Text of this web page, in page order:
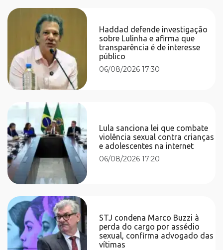
Haddad defende investigação
sobre Lulinha e afirma que
transparência é de interesse
público
06/08/2026 17:30
Lula sanciona lei que combate
violência sexual contra crianças
e adolescentes na internet
06/08/2026 17:20
STJ condena Marco Buzzi à
perda do cargo por assédio
sexual, confirma advogado das
vítimas